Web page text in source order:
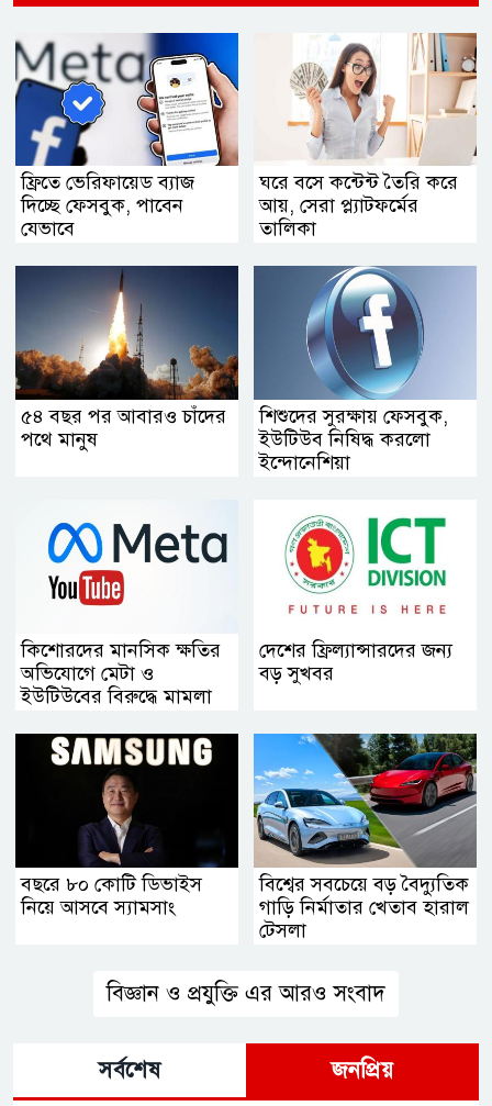
ফ্রিতে ভেরিফায়েড ব্যাজ
দিচ্ছে ফেসবুক, পাবেন
যেভাবে
ঘরে বসে কন্টেন্ট তৈরি করে
আয়, সেরা প্ল্যাটফর্মের
তালিকা
৫৪ বছর পর আবারও চাঁদের
পথে মানুষ
শিশুদের সুরক্ষায় ফেসবুক,
ইউটিউব নিষিদ্ধ করলো
ইন্দোনেশিয়া
কিশোরদের মানসিক ক্ষতির
অভিযোগে মেটা ও
ইউটিউবের বিরুদ্ধে মামলা
দেশের ফ্রিল্যান্সারদের জন্য
বড় সুখবর
বছরে ৮০ কোটি ডিভাইস
নিয়ে আসবে স্যামসাং
বিশ্বের সবচেয়ে বড় বৈদ্যুতিক
গাড়ি নির্মাতার খেতাব হারাল
টেসলা
বিজ্ঞান ও প্রযুক্তি এর আরও সংবাদ
সর্বশেষ জনপ্রিয়